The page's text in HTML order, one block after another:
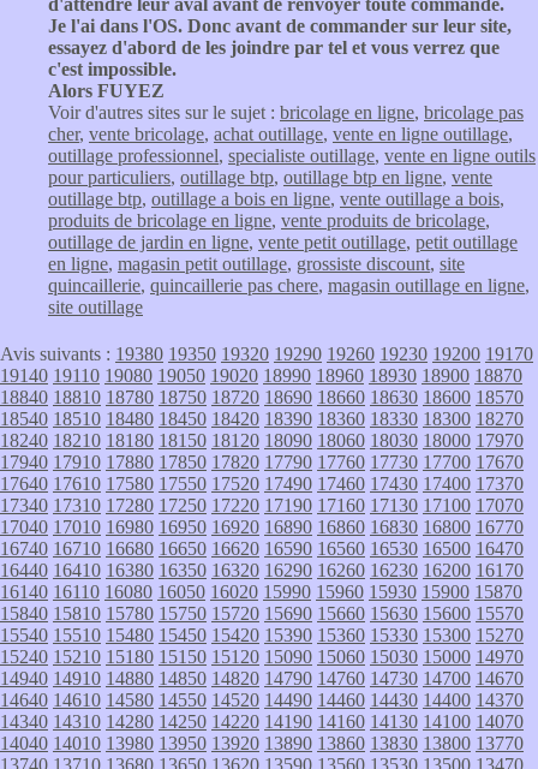
d'attendre leur aval avant de renvoyer toute commande.
Je l'ai dans l'OS. Donc avant de commander sur leur site,
essayez d'abord de les joindre par tel et vous verrez que
c'est impossible.
Alors FUYEZ
Voir d'autres sites sur le sujet : bricolage en ligne, bricolage pas
cher, vente bricolage, achat outillage, vente en ligne outillage,
outillage professionnel, specialiste outillage, vente en ligne outils
pour particuliers, outillage btp, outillage btp en ligne, vente
outillage btp, outillage a bois en ligne, vente outillage a bois,
produits de bricolage en ligne, vente produits de bricolage,
outillage de jardin en ligne, vente petit outillage, petit outillage
en ligne, magasin petit outillage, grossiste discount, site
quincaillerie, quincaillerie pas chere, magasin outillage en ligne,
site outillage
Avis suivants : 19380 19350 19320 19290 19260 19230 19200 19170
19140 19110 19080 19050 19020 18990 18960 18930 18900 18870
18840 18810 18780 18750 18720 18690 18660 18630 18600 18570
18540 18510 18480 18450 18420 18390 18360 18330 18300 18270
18240 18210 18180 18150 18120 18090 18060 18030 18000 17970
17940 17910 17880 17850 17820 17790 17760 17730 17700 17670
17640 17610 17580 17550 17520 17490 17460 17430 17400 17370
17340 17310 17280 17250 17220 17190 17160 17130 17100 17070
17040 17010 16980 16950 16920 16890 16860 16830 16800 16770
16740 16710 16680 16650 16620 16590 16560 16530 16500 16470
16440 16410 16380 16350 16320 16290 16260 16230 16200 16170
16140 16110 16080 16050 16020 15990 15960 15930 15900 15870
15840 15810 15780 15750 15720 15690 15660 15630 15600 15570
15540 15510 15480 15450 15420 15390 15360 15330 15300 15270
15240 15210 15180 15150 15120 15090 15060 15030 15000 14970
14940 14910 14880 14850 14820 14790 14760 14730 14700 14670
14640 14610 14580 14550 14520 14490 14460 14430 14400 14370
14340 14310 14280 14250 14220 14190 14160 14130 14100 14070
14040 14010 13980 13950 13920 13890 13860 13830 13800 13770
13740 13710 13680 13650 13620 13590 13560 13530 13500 13470